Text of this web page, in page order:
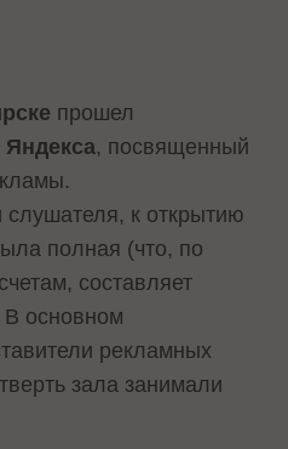
прошел
Яндекса, посвященный
к открытию
полная (что, по
составляет
В основном
рекламных
зала занимали